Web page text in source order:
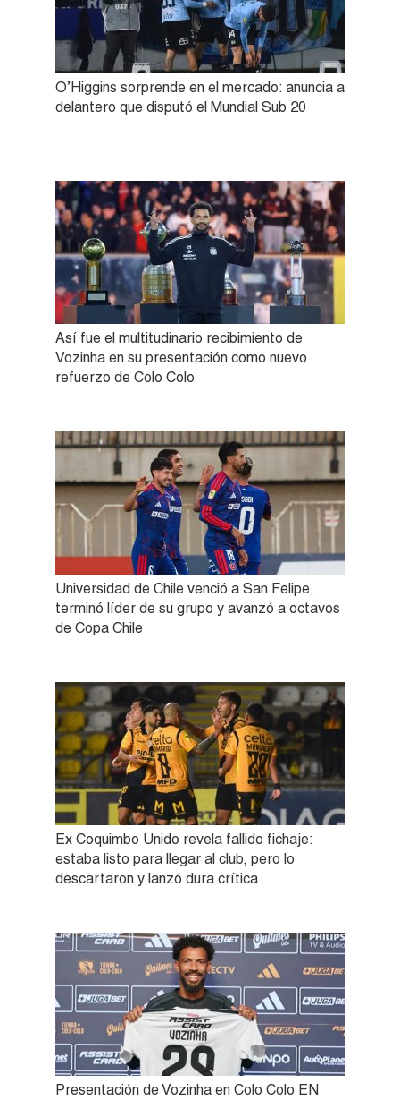
O’Higgins sorprende en el mercado: anuncia a
delantero que disputó el Mundial Sub 20
Así fue el multitudinario recibimiento de
Vozinha en su presentación como nuevo
refuerzo de Colo Colo
Universidad de Chile venció a San Felipe,
terminó líder de su grupo y avanzó a octavos
de Copa Chile
Ex Coquimbo Unido revela fallido fichaje:
estaba listo para llegar al club, pero lo
descartaron y lanzó dura crítica
Presentación de Vozinha en Colo Colo EN